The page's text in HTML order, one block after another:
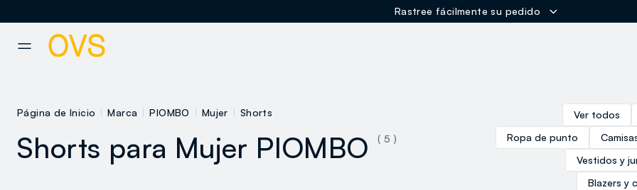
Rastree fácilmente su pedido
Página de Inicio Marca PIOMBO Mujer Shorts
Shorts para Mujer PIOMBO ( 5 )
Ver todos
Ropa de punto
Vestidos y
Blazers y